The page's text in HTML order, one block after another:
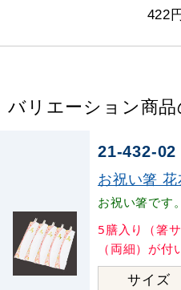
422
バリエーション商
21-432-02
お祝い箸
お祝い箸です
5膳入り（箸
（両細）が付
サイズ